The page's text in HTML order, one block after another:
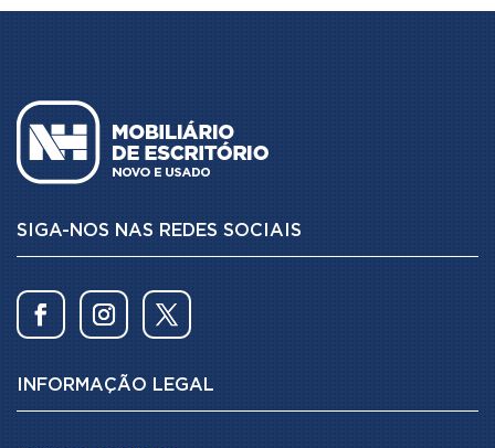
SIGA-NOS NAS REDES SOCIAIS
INFORMAÇÃO LEGAL